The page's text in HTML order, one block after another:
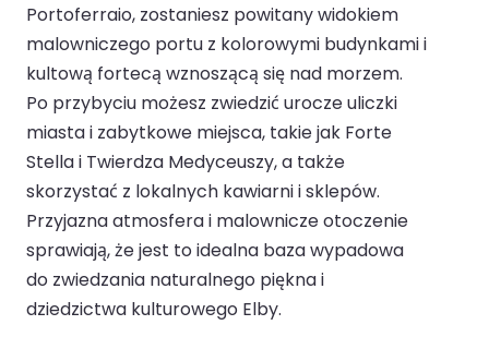
Portoferraio, zostaniesz powitany widokiem
malowniczego portu z kolorowymi budynkami i
kultową fortecą wznoszącą się nad morzem.
Po przybyciu możesz zwiedzić urocze uliczki
miasta i zabytkowe miejsca, takie jak Forte
Stella i Twierdza Medyceuszy, a także
skorzystać z lokalnych kawiarni i sklepów.
Przyjazna atmosfera i malownicze otoczenie
sprawiają, że jest to idealna baza wypadowa
do zwiedzania naturalnego piękna i
dziedzictwa kulturowego Elby.